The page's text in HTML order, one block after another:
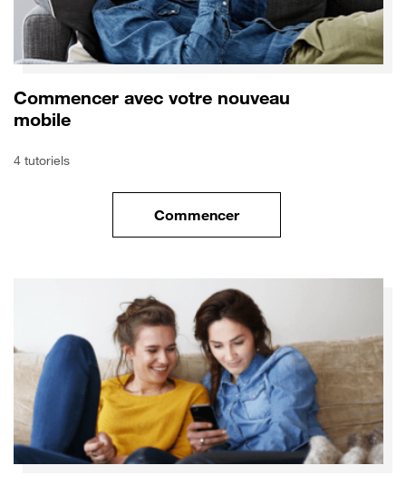
Commencer avec votre nouveau
mobile
4 tutoriels
Commencerle tuto pour Commencer avec